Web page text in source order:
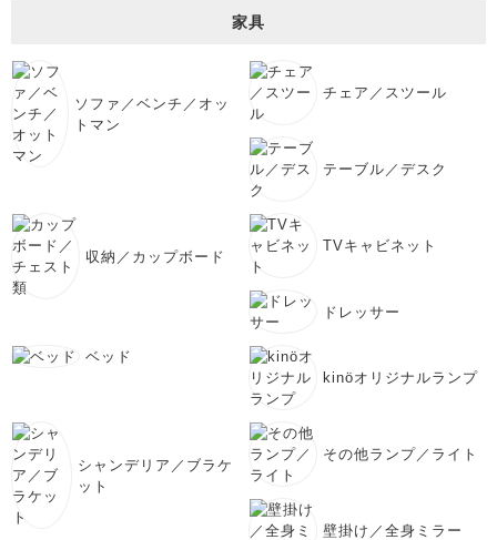
家具
ソファ／ベンチ／オッ
トマン
チェア／スツール
テーブル／デスク
収納／カップボード
TVキャビネット
ドレッサー
ベッド
kinöオリジナルランプ
シャンデリア／ブラケ
ット
その他ランプ／ライト
壁掛け／全身ミラー